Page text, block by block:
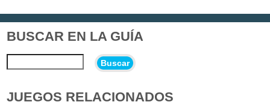
BUSCAR EN LA GUÍA
Buscar
JUEGOS RELACIONADOS